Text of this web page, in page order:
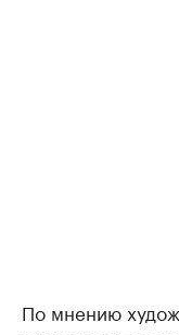
По мнению